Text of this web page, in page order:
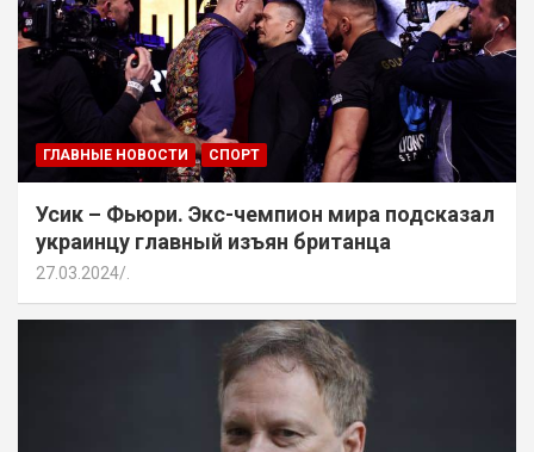
ГЛАВНЫЕ НОВОСТИ СПОРТ
Усик – Фьюри. Экс-чемпион мира подсказал
украинцу главный изъян британца
27.03.2024 .